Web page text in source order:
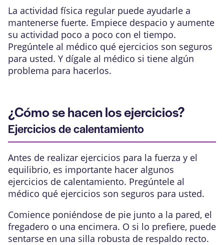
La actividad física regular puede ayudarle a
mantenerse fuerte. Empiece despacio y aumente
su actividad poco a poco con el tiempo.
Pregúntele al médico qué ejercicios son seguros
para usted. Y dígale al médico si tiene algún
problema para hacerlos.
¿Cómo se hacen los ejercicios?
Ejercicios de calentamiento
Antes de realizar ejercicios para la fuerza y el
equilibrio, es importante hacer algunos
ejercicios de calentamiento. Pregúntele al
médico qué ejercicios son seguros para usted.
Comience poniéndose de pie junto a la pared, el
fregadero o una encimera. O si lo prefiere, puede
sentarse en una silla robusta de respaldo recto.